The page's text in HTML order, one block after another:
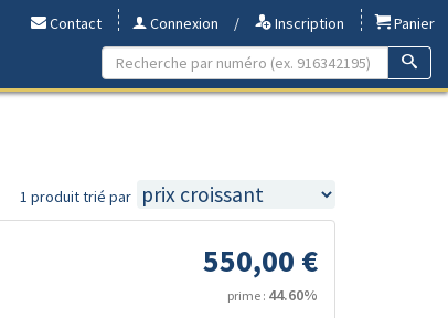
Contact Connexion / Inscription
Panier
1 produit trié par
550,00 €
prime : 44.60%